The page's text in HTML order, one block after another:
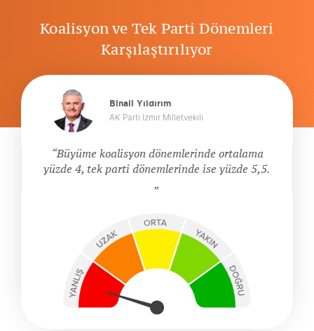
Koalisyon ve Tek Parti Dönemleri
Karşılaştırılıyor
Binali Yıldırım
AK Parti İzmir Milletvekili
Büyüme koalisyon dönemlerinde ortalama
yüzde 4, tek parti dönemlerinde ise yüzde 5,5.